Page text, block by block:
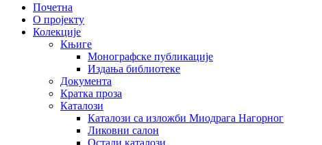
Почетна
О пројекту
Колекције
Књиге
Монографске публикације
Издања библиотеке
Документа
Кратка проза
Каталози
Каталози са изложби Миодрага Нагорног
Ликовни салон
Остали каталози